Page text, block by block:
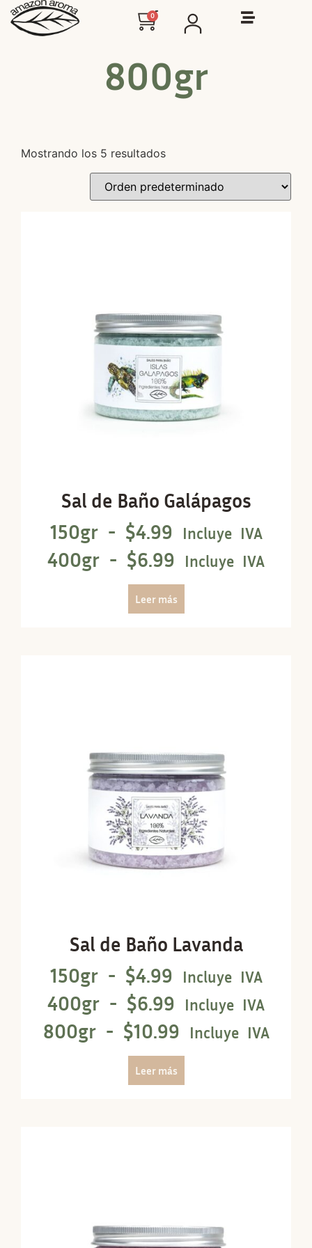
0
800gr
Mostrando los 5 resultados
Sal de Baño Galápagos
150gr - $4.99 Incluye IVA
400gr - $6.99 Incluye IVA
Leer más
Sal de Baño Lavanda
150gr - $4.99 Incluye IVA
400gr - $6.99 Incluye IVA
800gr - $10.99 Incluye IVA
Leer más